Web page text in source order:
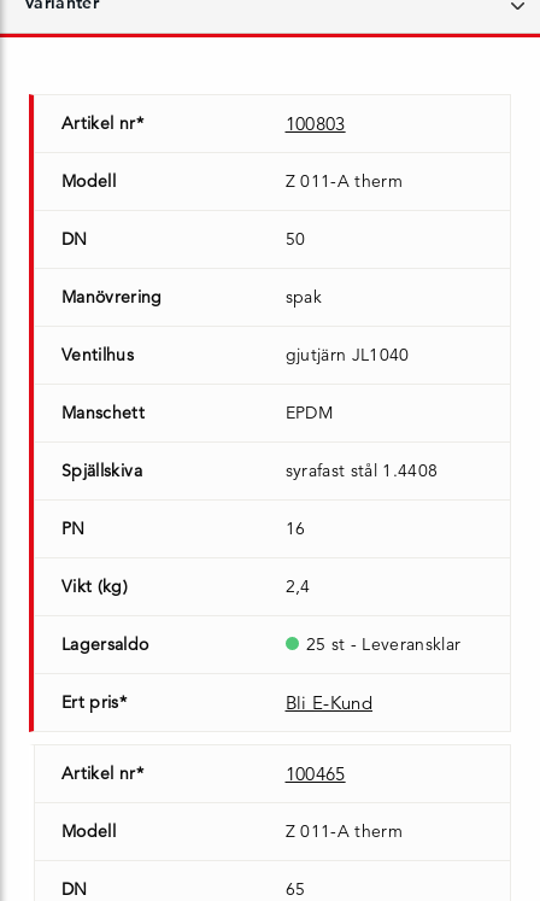
Artikel nr* 100803
Modell Z 011-A therm
DN 50
Manövrering spak
Ventilhus gjutjärn JL1040
Manschett EPDM
Spjällskiva syrafast stål 1.4408
PN 16
Vikt (kg) 2,4
Lagersaldo 25 st - Leveransklar
Ert pris* Bli E-Kund
Artikel nr* 100465
Modell Z 011-A therm
DN 65